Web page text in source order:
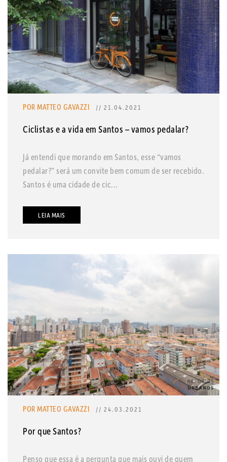
POR MATTEO GAVAZZI // 21.04.2021
Ciclistas e a vida em Santos – vamos pedalar?
Já entendi que morando em Santos, esse “vamos
pedalar?” será um convite bem comum de ser recebido.
Santos é uma cidade de cic...
LEIA MAIS
POR MATTEO GAVAZZI // 24.03.2021
Por que Santos?
Penso que essa é a pergunta que mais ouvi de quem